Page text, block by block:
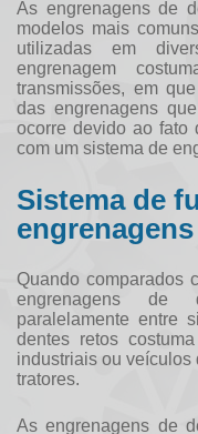
As engrenagens de
modelos mais
utilizadas em
engrenagem
transmissões, em
das engrenagens
ocorre devido ao fato
com um sistema de
Sistema de
Quando comparados
engrenagens de
paralelamente
dentes retoscostuma
industriais ou veículos
tratores.
Asengrenagens de